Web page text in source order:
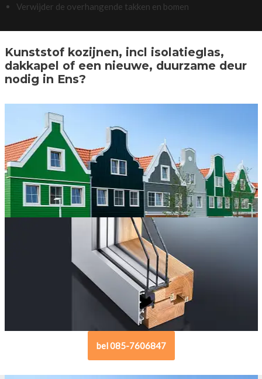
Verwijder de overhangende takken en bomen
Kunststof kozijnen, incl isolatieglas,
dakkapel of een nieuwe, duurzame deur
nodig in Ens?
bel 085-7606847